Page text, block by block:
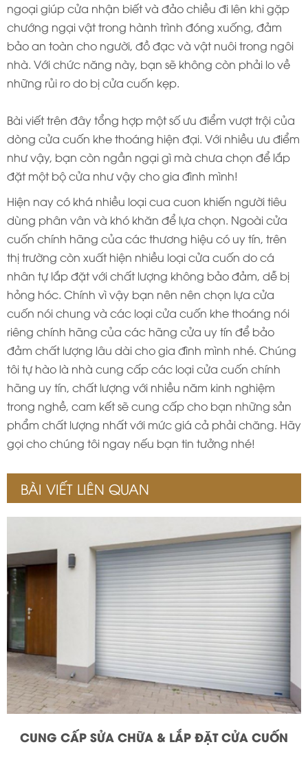
ngoại giúp cửa nhận biết và đảo chiều đi lên khi gặp
chướng ngại vật trong hành trình đóng xuống, đảm
bảo an toàn cho người, đồ đạc và vật nuôi trong ngôi
nhà. Với chức năng này, bạn sẽ không còn phải lo về
những rủi ro do bị cửa cuốn kẹp.
Bài viết trên đây tổng hợp một số ưu điểm vượt trội của
dòng cửa cuốn khe thoáng hiện đại. Với nhiều ưu điểm
như vậy, bạn còn ngần ngại gì mà chưa chọn để lắp
đặt một bộ cửa như vậy cho gia đình mình!
Hiện nay có khá nhiều loại cua cuon khiến người tiêu
dùng phân vân và khó khăn để lựa chọn. Ngoài cửa
cuốn chính hãng của các thương hiệu có uy tín, trên
thị trường còn xuất hiện nhiều loại cửa cuốn do cá
nhân tự lắp đặt với chất lượng không bảo đảm, dễ bị
hỏng hóc. Chính vì vậy bạn nên nên chọn lựa cửa
cuốn nói chung và các loại cửa cuốn khe thoáng nói
riêng chính hãng của các hãng cửa uy tín để bảo
đảm chất lượng lâu dài cho gia đình mình nhé. Chúng
tôi tự hào là nhà cung cấp các loại cửa cuốn chính
hãng uy tín, chất lượng với nhiều năm kinh nghiệm
trong nghề, cam kết sẽ cung cấp cho bạn những sản
phẩm chất lượng nhất với mức giá cả phải chăng. Hãy
gọi cho chúng tôi ngay nếu bạn tin tưởng nhé!
BÀI VIẾT LIÊN QUAN
CUNG CẤP SỬA CHỮA & LẮP ĐẶT CỬA CUỐN